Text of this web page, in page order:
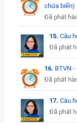
chứa biến)
Đã phát
15. Câu
Đã phát
16. BTVN
Đã phát
17. Câu
Đã phát